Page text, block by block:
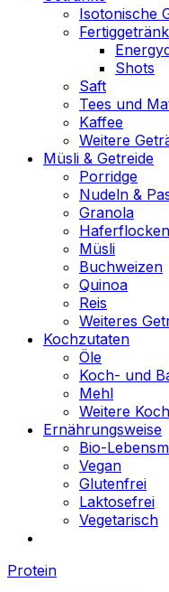
Isotonische
Shots
Saft
Tees und
Kaffee
Weitere
Müsli & Getreide
Porridge
Nudeln &
Granola
Haferflocken
Müsli
Buchweizen
Quinoa
Reis
Weiteres
Kochzutaten
Öle
Koch- und
Mehl
Weitere
Ernährungsweise
Bio-
Vegan
Glutenfrei
Laktosefrei
Vegetarisch
Protein